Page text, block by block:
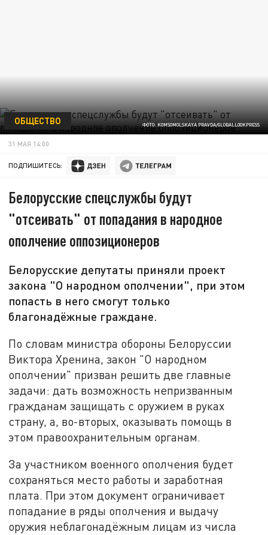
ФОТО: KOMSOMOLSKAYA PRAVDA/GLOBALLOOKPRESS
ОБЩЕСТВО
31 МАЯ 14:00
ПОДПИШИТЕСЬ:
Белорусские спецслужбы будут
"отсеивать" от попадания в народное
ополчение оппозиционеров
Белорусские депутаты приняли проект
закона "О народном ополчении", при этом
попасть в него смогут только
благонадёжные граждане.
По словам министра обороны Белоруссии
Виктора Хренина, закон "О народном
ополчении" призван решить две главные
задачи: дать возможность непризванным
гражданам защищать с оружием в руках
страну, а, во-вторых, оказывать помощь в
этом правоохранительным органам.
За участником военного ополчения будет
сохраняться место работы и заработная
плата. При этом документ ограничивает
попадание в ряды ополчения и выдачу
оружия неблагонадёжным лицам из числа